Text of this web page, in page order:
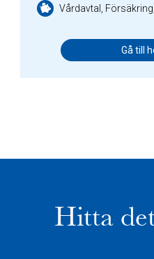
Vårdavtal,
Gå till
Hitta